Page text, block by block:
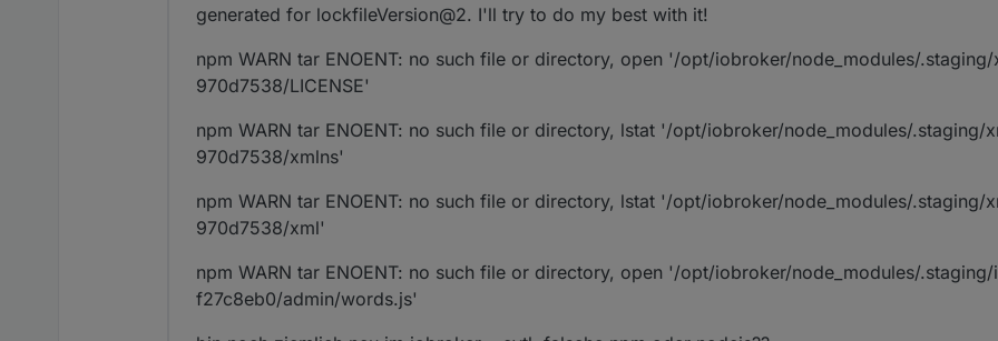
generated for lockfileVersion@2. I'll try to do my best with it!
npm WARN tar ENOENT: no such file or directory, open '/opt/iobroker/node_modules/
970d7538/LICENSE'
npm WARN tar ENOENT: no such file or directory, lstat '/opt/iobroker/node_modules/.staging/
970d7538/xmlns'
npm WARN tar ENOENT: no such file or directory, lstat '/opt/iobroker/node_modules/.staging/
970d7538/xml'
npm WARN tar ENOENT: no such file or directory, open '/opt/iobroker/node_modules/
f27c8eb0/admin/words.js'